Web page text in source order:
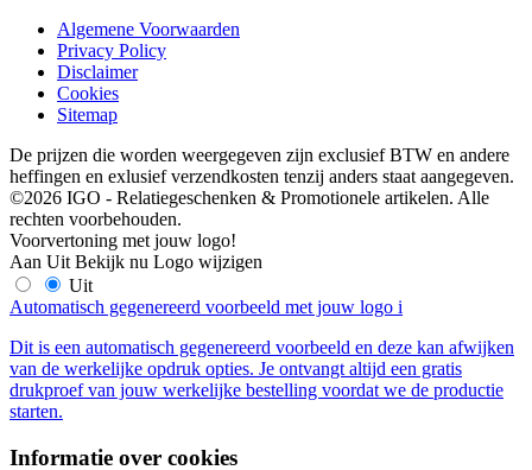
Algemene Voorwaarden
Privacy Policy
Disclaimer
Cookies
Sitemap
De prijzen die worden weergegeven zijn exclusief BTW en andere
heffingen en exlusief verzendkosten tenzij anders staat aangegeven.
©2026 IGO - Relatiegeschenken & Promotionele artikelen. Alle
rechten voorbehouden.
Voorvertoning met jouw logo!
Aan Uit Bekijk nu Logo wijzigen
Uit
Automatisch gegenereerd voorbeeld met jouw logo i
Dit is een automatisch gegenereerd voorbeeld en deze kan afwijken
van de werkelijke opdruk opties. Je ontvangt altijd een gratis
drukproef van jouw werkelijke bestelling voordat we de productie
starten.
Informatie over cookies